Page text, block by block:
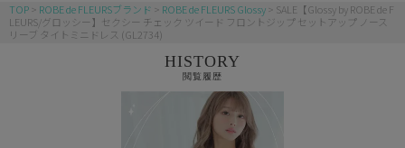
TOP ROBE de FLEURSブランド ROBE de FLEURS Glossy
SALE【Glossy by ROBE de F
LEURS/グロッシー】セクシー チェック ツイード フロントジップ セットアップ ノース
リーブ タイトミニドレス (GL2734)
HISTORY
閲覧履歴